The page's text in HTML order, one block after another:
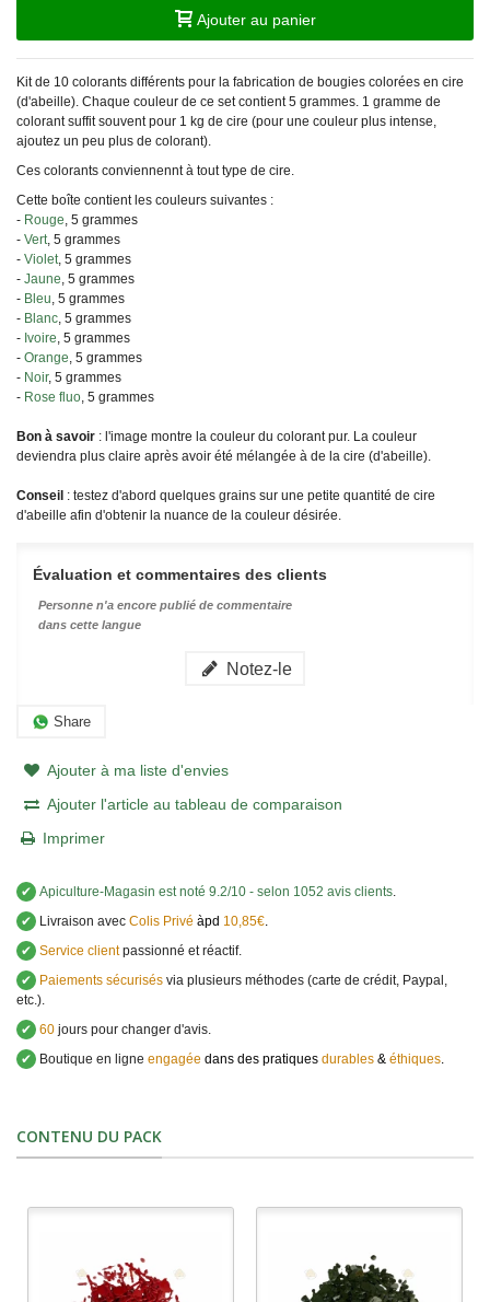
Ajouter au panier
Kit de 10 colorants différents pour la fabrication de bougies colorées en cire
(d'abeille). Chaque couleur de ce set contient 5 grammes. 1 gramme de
colorant suffit souvent pour 1 kg de cire (pour une couleur plus intense,
ajoutez un peu plus de colorant).
Ces colorants conviennennt à tout type de cire.
Cette boîte contient les couleurs suivantes :
- Rouge, 5 grammes
- Vert, 5 grammes
- Violet, 5 grammes
- Jaune, 5 grammes
- Bleu, 5 grammes
- Blanc, 5 grammes
- Ivoire, 5 grammes
- Orange, 5 grammes
- Noir, 5 grammes
- Rose fluo, 5 grammes
Bon à savoir : l'image montre la couleur du colorant pur. La couleur
deviendra plus claire après avoir été mélangée à de la cire (d'abeille).
Conseil : testez d'abord quelques grains sur une petite quantité de cire
d'abeille afin d'obtenir la nuance de la couleur désirée.
Évaluation et commentaires des clients
Personne n'a encore publié de commentaire
dans cette langue
Notez-le
Share
Ajouter à ma liste d'envies
Ajouter l'article au tableau de comparaison
Imprimer
✔ Apiculture-Magasin est noté 9.2/10 - selon 1052 avis clients.
✔
Livraison avec Colis Privé àpd 10,85€.
✔ Service clientpassionné et réactif.
✔
Paiements sécurisés via plusieurs méthodes (carte de crédit, Paypal,
etc.).
✔ 60 jours pour changer d'avis.
✔
Boutique en ligne engagée dans des pratiques durables & éthiques.
CONTENU DU PACK